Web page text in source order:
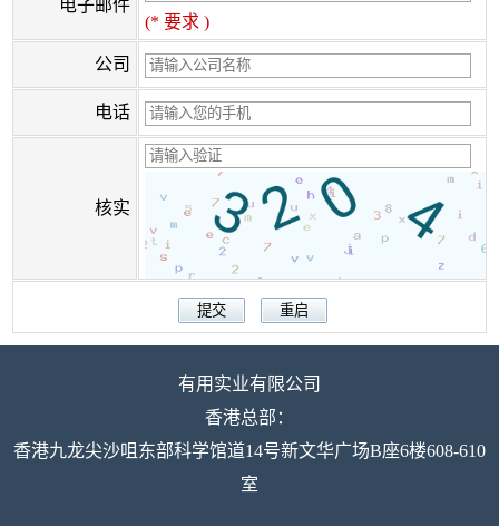
电子邮件
(* 要求 )
公司
电话
核实
有用实业有限公司
香港总部：
香港九龙尖沙咀东部科学馆道14号新文华广场B座6楼608-610
室